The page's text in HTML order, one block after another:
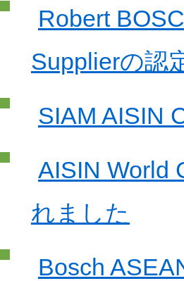
Robert
Supplierの認
SIAM AISIN
AISIN World
れました
Bosch